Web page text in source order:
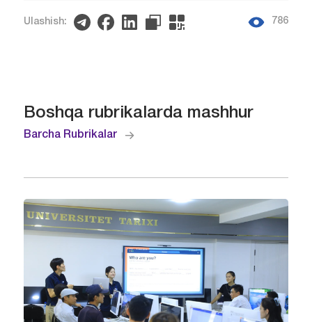
Ulashish: 786
Boshqa rubrikalarda mashhur
Barcha Rubrikalar